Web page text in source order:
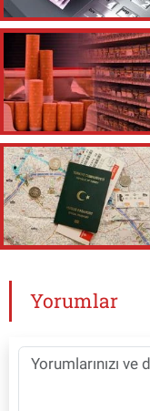
Yorumlar